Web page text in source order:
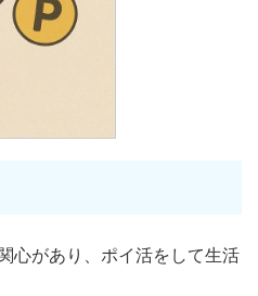
心があり、ポイ活をして生活